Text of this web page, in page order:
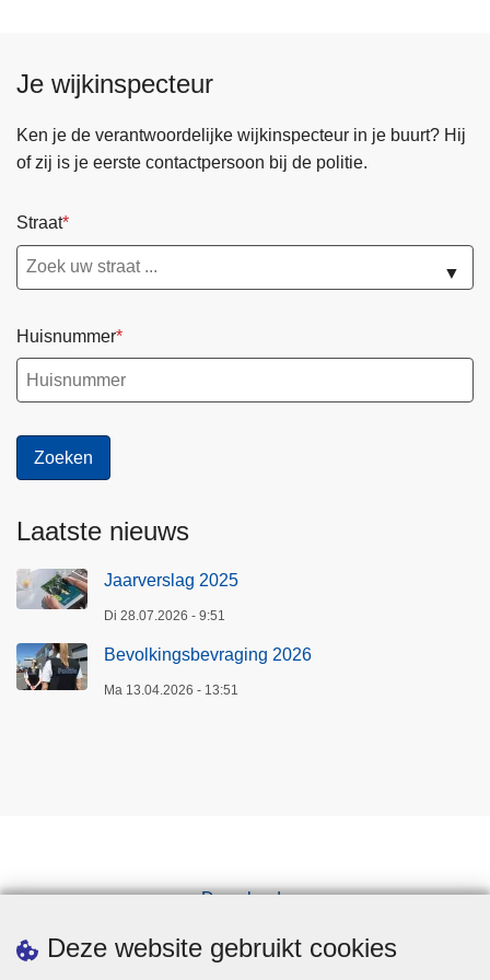
Deze website gebruikt cookies
g
Je wijkinspecteur
Ken je de verantwoordelijke wijkinspecteur in je buurt? Hij
of zij is je eerste contactpersoon bij de politie.
Straat
▼
Huisnummer
Laatste nieuws
Jaarverslag 2025
Di 28.07.2026 - 9:51
Bevolkingsbevraging 2026
Ma 13.04.2026 - 13:51
Downloads
Pers